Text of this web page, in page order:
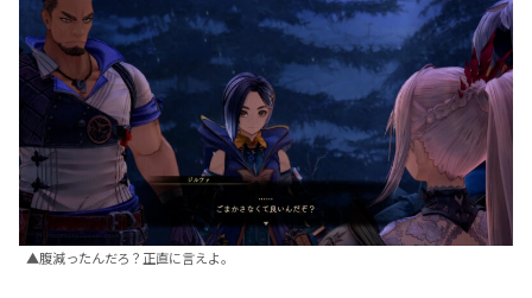
▲腹減ったんだろ？正直に言えよ。